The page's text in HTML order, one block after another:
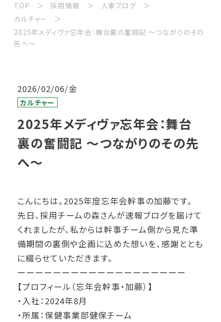
TOP 採用情報
人事ブログ
カルチャー
2025年メディヴァ忘年会：舞台裏の奮闘記 ～つながりのその
先へ～
2026/02/06/金
カルチャー
2025年メディヴァ忘年会：舞台
裏の奮闘記 ～つながりのその先
へ～
こんにちは。2025年度忘年会幹事の加藤です。
先日、採用チームの森さんが速報ブログを届けて
くれましたが、私からは幹事チーム側から見た準
備期間の裏側や企画に込めた想いを、感謝ととも
に綴らせていただきます。
ーーーーーーーーーーーーーーーーーーー
【プロフィール（忘年会幹事・加藤）】
・入社：2024年8月
・所属：保健事業部健保チーム